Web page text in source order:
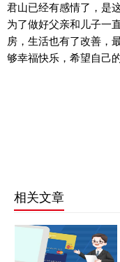
君山已经有感情了，是
为了做好父亲和儿子一
房，生活也有了改善，
够幸福快乐，希望自己
相关文章